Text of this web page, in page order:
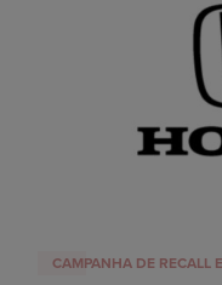
CAMPANHA DE RECALL